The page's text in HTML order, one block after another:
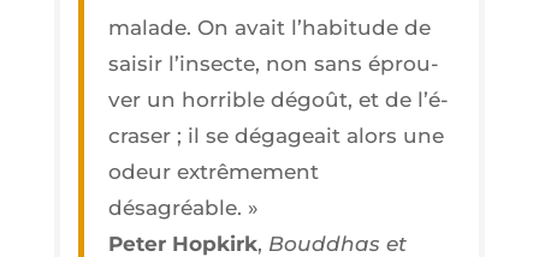
malade. On avait l’ha­bi­tude de
sai­sir l’in­secte, non sans éprou­
ver un hor­rible dégoût, et de l’é­
cra­ser ; il se déga­geait alors une
odeur extrê­me­ment
désagréable. »
Peter Hop­kirk, Boud­dhas et